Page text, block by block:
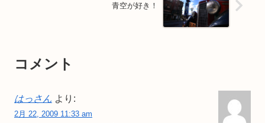
青空が好き！
コメント
はっさん より:
2月 22, 2009 11:33 am